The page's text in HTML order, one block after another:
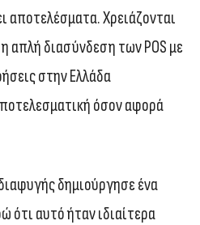
αποτελέσματα. Χρειάζονται
απλή διασύνδεση των POS με
στην Ελλάδα
όσον αφορά
δημιούργησε ένα
ότι αυτό ήταν ιδιαίτερα